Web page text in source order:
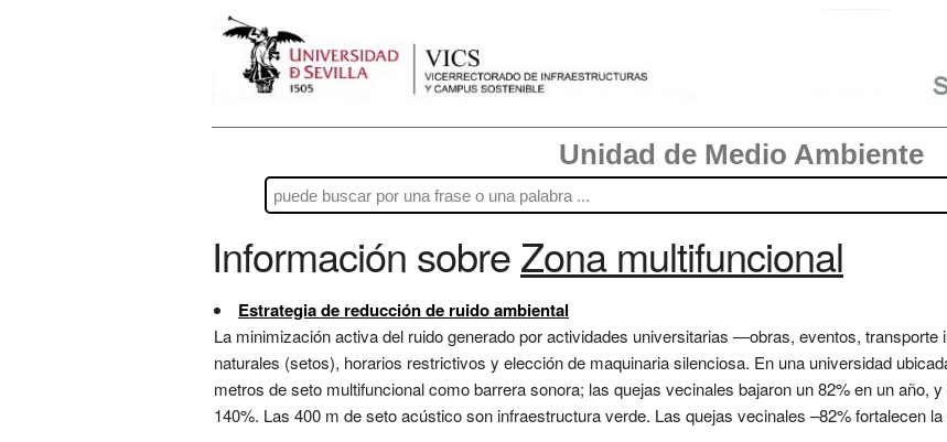
Unidad de Medio Ambiente
Información sobreZona multifuncional
Estrategia de reducción de ruido ambiental
La minimización activa del ruido generado por actividades universitarias —obras, eventos,
naturales (setos), horarios restrictivos y elección de maquinaria silenciosa. En una universidad
metros de seto multifuncional como barrera sonora; las quejas vecinales bajaron un 82% en un año,
140%. Las 400 m de seto acústico son infraestructura verde. Las quejas vecinales –82% fortalecen